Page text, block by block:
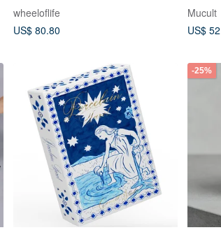
wheeloflife
US$ 80.80
Mucult
US$
-25%